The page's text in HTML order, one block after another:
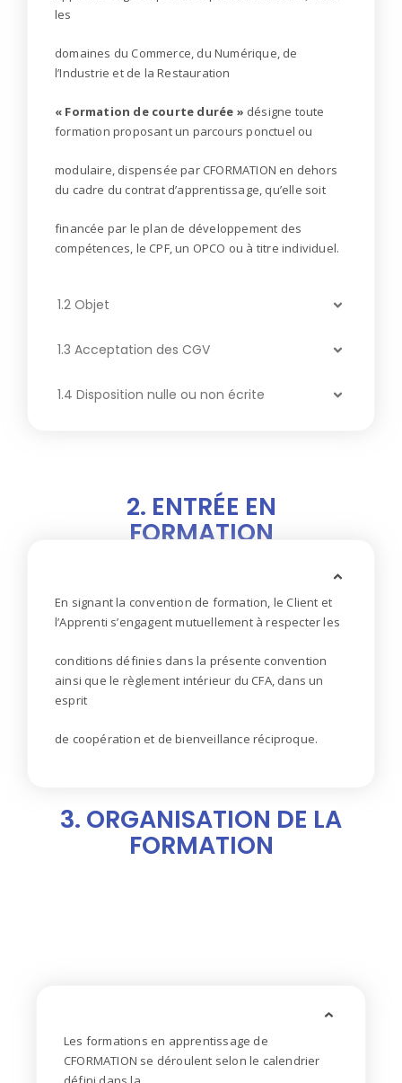
les
domaines du Commerce, du Numérique, de
l’Industrie et de la Restauration
« Formation de courte durée » désigne toute
formation proposant un parcours ponctuel ou
modulaire, dispensée par CFORMATION en dehors
du cadre du contrat d’apprentissage, qu’elle soit
financée par le plan de développement des
compétences, le CPF, un OPCO ou à titre individuel.
1.2 Objet
1.3 Acceptation des CGV
1.4 Disposition nulle ou non écrite
2. ENTRÉE EN
FORMATION
En signant la convention de formation, le Client et
l’Apprenti s’engagent mutuellement à respecter les
conditions définies dans la présente convention
ainsi que le règlement intérieur du CFA, dans un
esprit
de coopération et de bienveillance réciproque.
3. ORGANISATION DE LA
FORMATION
Les formations en apprentissage de
CFORMATION se déroulent selon le calendrier